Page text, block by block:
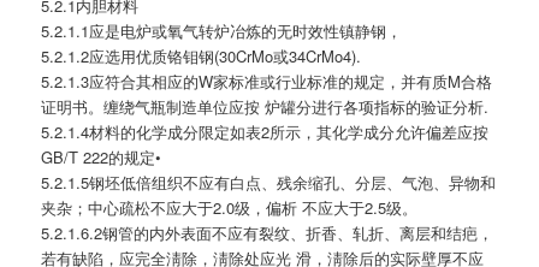
5.2.1内胆材料
5.2.1.1应是电炉或氧气转炉冶炼的无时效性镇静钢，
5.2.1.2应选用优质铬钼钢(30CrMo或34CrMo4).
5.2.1.3应符合其相应的W家标准或行业标准的规定，并有质M合格
证明书。缠绕气瓶制造单位应按 炉罐分进行各项指标的验证分析.
5.2.1.4材料的化学成分限定如表2所示，其化学成分允许偏差应按
GB/T 222的规定•
5.2.1.5钢坯低倍组织不应有白点、残余缩孔、分层、气泡、异物和
夹杂；中心疏松不应大于2.0级，偏析 不应大于2.5级。
5.2.1.6.2钢管的内外表面不应有裂纹、折香、轧折、离层和结疤，
若有缺陷，应完全淸除，淸除处应光 滑，淸除后的实际壁厚不应